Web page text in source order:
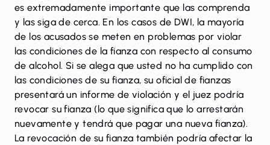
es extremadamente importante que las comprenda
y las siga de cerca. En los casos de DWI, la mayoría
de los acusados ​​se meten en problemas por violar
las condiciones de la fianza con respecto al consumo
de alcohol. Si se alega que usted no ha cumplido con
las condiciones de su fianza, su oficial de fianzas
presentará un informe de violación y el juez podría
revocar su fianza (lo que significa que lo arrestarán
nuevamente y tendrá que pagar una nueva fianza).
La revocación de su fianza también podría afectar la